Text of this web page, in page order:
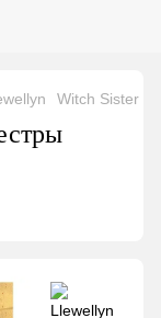
Witch Sister